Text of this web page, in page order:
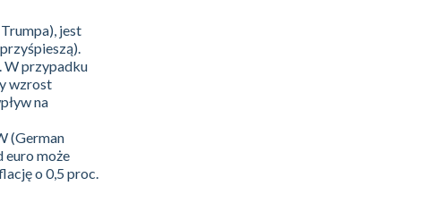
jest
W przypadku
wzrost
na
(German
euro może
o 0,5 proc.